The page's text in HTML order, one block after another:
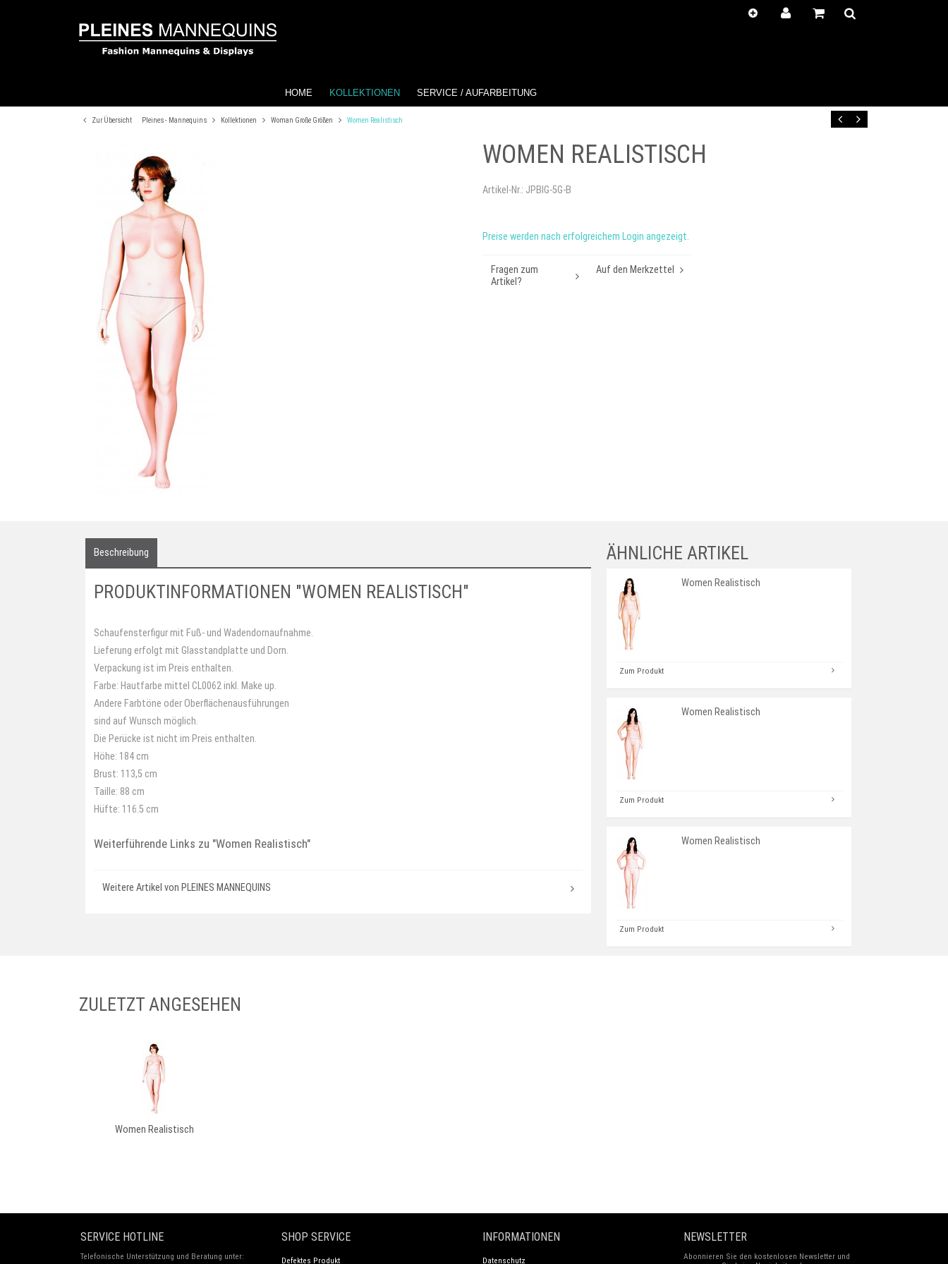
Kunden-
Positionen
anzeigen
HOME KOLLEKTIONEN SERVICE / AUFARBEITUNG
Zur Übersicht Pleines - Mannequins Kollektionen Woman Große Größen Women Realistisch ZurückVor
WOMEN REALISTISCH
Artikel-Nr.: JPBIG-5G-B
Preise werden nach erfolgreichem Login angezeigt.
Fragen zum
Artikel?
Auf den Merkzettel
Beschreibung
PRODUKTINFORMATIONEN "WOMEN REALISTISCH"
Schaufensterfigur mit Fuß- und Wadendornaufnahme.
Lieferung erfolgt mit Glasstandplatte und Dorn.
Verpackung ist im Preis enthalten.
Farbe: Hautfarbe mittel CL0062 inkl. Make up.
Andere Farbtöne oder Oberflächenausführungen
sind auf Wunsch möglich.
Die Perücke ist nicht im Preis enthalten.
Höhe: 184 cm
Brust: 113,5 cm
Taille: 88 cm
Hüfte: 116.5 cm
Weiterführende Links zu "Women Realistisch"
Weitere Artikel von PLEINES MANNEQUINS
ÄHNLICHE ARTIKEL
Women Realistisch
Zum Produkt
Women Realistisch
Zum Produkt
Women Realistisch
Zum Produkt
ZULETZT ANGESEHEN
Women Realistisch
SERVICE HOTLINE
Telefonische Unterstützung und Beratung unter:
SHOP SERVICE
Defektes Produkt
INFORMATIONEN
Datenschutz
NEWSLETTER
Abonnieren Sie den kostenlosen Newsletter und